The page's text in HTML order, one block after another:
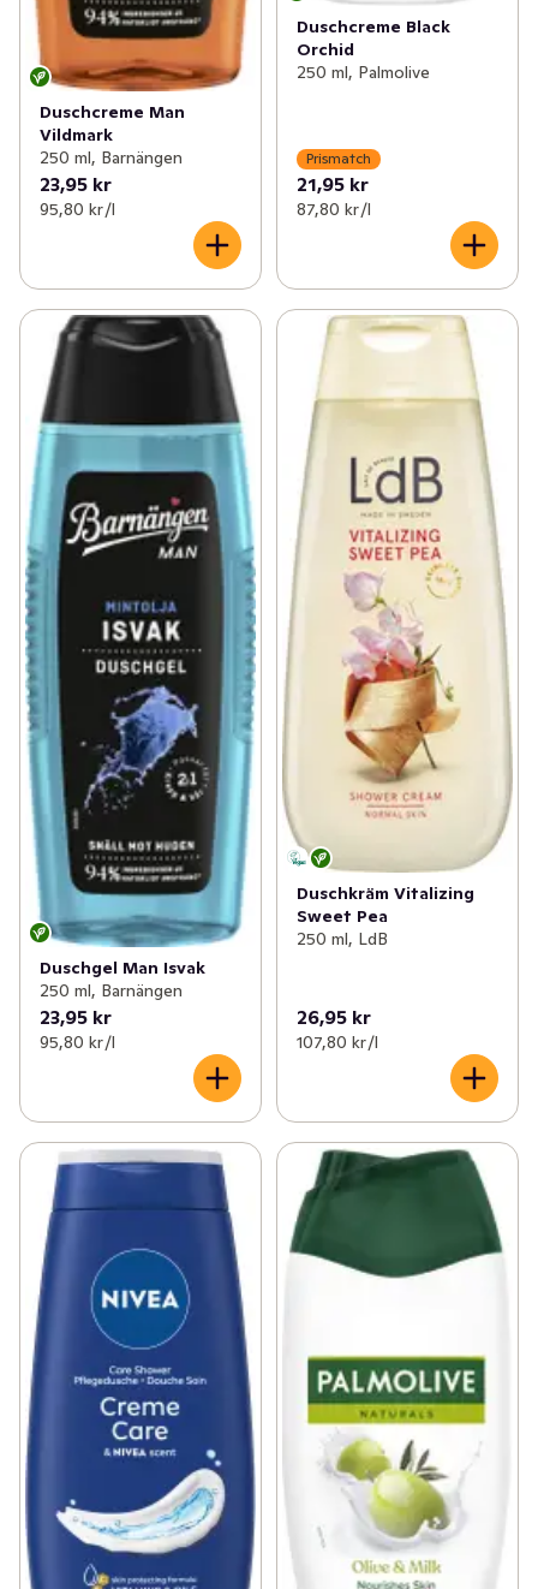
Duschcreme Man
Vildmark
250 ml, Barnängen
23,95 kr
95,80 kr /l
Duschcreme Black
Orchid
250 ml, Palmolive
Prismatch
21,95 kr
87,80 kr /l
Duschgel Man Isvak
250 ml, Barnängen
23,95 kr
95,80 kr /l
Duschkräm Vitalizing
Sweet Pea
250 ml, LdB
26,95 kr
107,80 kr /l